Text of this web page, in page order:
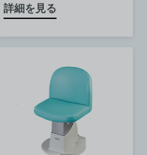
詳細を見る